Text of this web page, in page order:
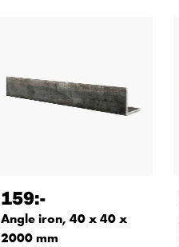
159:-
Angle iron, 40 x 40 x
2000 mm